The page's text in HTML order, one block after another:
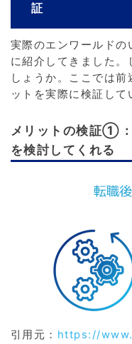
証
実際のエンワールドの
に紹介してきました
しょうか。ここでは
ットを実際に検証して
メリットの検証①
を検討してくれる
引用元： https://